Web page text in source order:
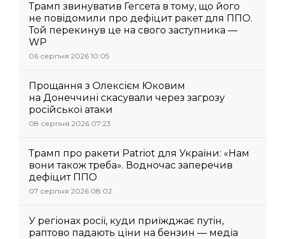
Трамп звинуватив Гегсета в тому, що його
не повідомили про дефіцит ракет для ППО.
Той перекинув це на свого заступника —
WP
06 серпня 2026 10:05
Прощання з Олексієм Юковим
на Донеччині скасували через загрозу
російської атаки
08 серпня 2026 07:23
Трамп про ракети Patriot для України: «Нам
вони також треба». Водночас заперечив
дефіцит ППО
07 серпня 2026 08:02
У регіонах росії, куди приїжджає путін,
раптово падають ціни на бензин — медіа